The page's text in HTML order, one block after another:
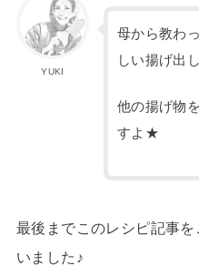
YUKI
母から教わ
しい揚げ出
他の揚げ物
すよ★
最後までこのレシピ記事
いました♪